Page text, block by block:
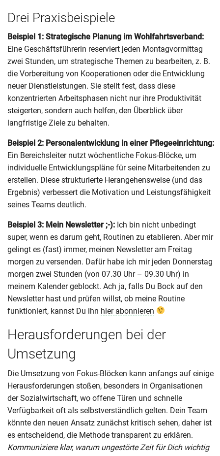
Drei Praxisbeispiele
Beispiel 1: Strategische Planung im Wohlfahrtsverband:
Eine Geschäftsführerin reserviert jeden Montagvormittag
zwei Stunden, um strategische Themen zu bearbeiten, z. B.
die Vorbereitung von Kooperationen oder die Entwicklung
neuer Dienstleistungen. Sie stellt fest, dass diese
konzentrierten Arbeitsphasen nicht nur ihre Produktivität
steigerten, sondern auch helfen, den Überblick über
langfristige Ziele zu behalten.
Beispiel 2: Personalentwicklung in einer Pflegeeinrichtung:
Ein Bereichsleiter nutzt wöchentliche Fokus-Blöcke, um
individuelle Entwicklungspläne für seine Mitarbeitenden zu
erstellen. Diese strukturierte Herangehensweise (und das
Ergebnis) verbessert die Motivation und Leistungsfähigkeit
seines Teams deutlich.
Beispiel 3: Mein Newsletter ;-): Ich bin nicht unbedingt
super, wenn es darum geht, Routinen zu etablieren. Aber mir
gelingt es (fast) immer, meinen Newsletter am Freitag
morgen zu versenden. Dafür habe ich mir jeden Donnerstag
morgen zwei Stunden (von 07.30 Uhr – 09.30 Uhr) in
meinem Kalender geblockt. Ach ja, falls Du Bock auf den
Newsletter hast und prüfen willst, ob meine Routine
funktioniert, kannst Du ihn hier abonnieren
Herausforderungen bei der
Umsetzung
Die Umsetzung von Fokus-Blöcken kann anfangs auf einige
Herausforderungen stoßen, besonders in Organisationen
der Sozialwirtschaft, wo offene Türen und schnelle
Verfügbarkeit oft als selbstverständlich gelten. Dein Team
könnte den neuen Ansatz zunächst kritisch sehen, daher ist
es entscheidend, die Methode transparent zu erklären.
Kommuniziere klar, warum ungestörte Zeit für Dich wichtig